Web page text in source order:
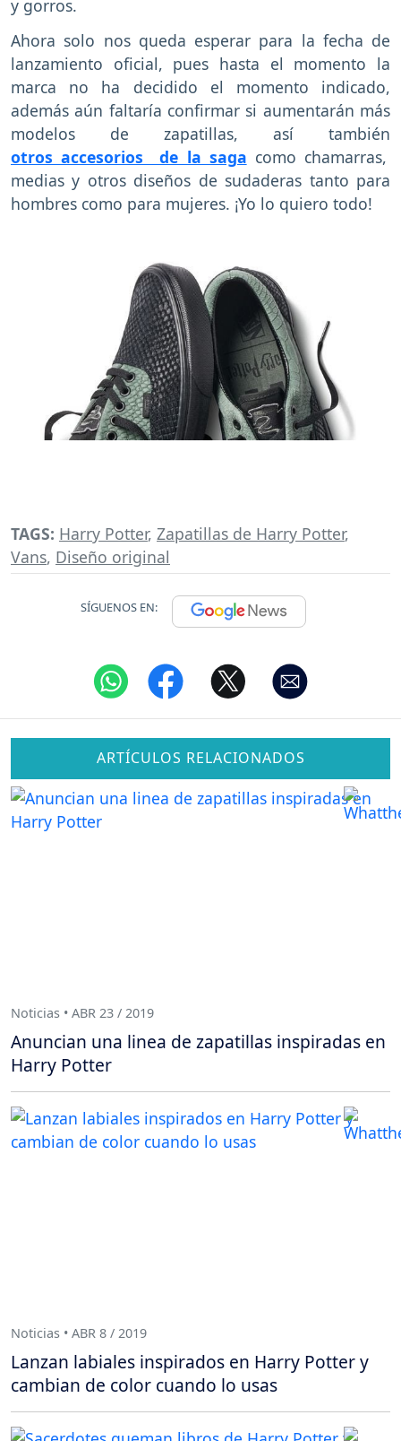
y gorros.
Ahora solo nos queda esperar para la fecha de
lanzamiento oficial, pues hasta el momento la
marca no ha decidido el momento indicado,
además aún faltaría confirmar si aumentarán más
modelos de zapatillas, así también
otros accesorios de la saga como chamarras,
medias y otros diseños de sudaderas tanto para
hombres como para mujeres. ¡Yo lo quiero todo!
TAGS: Harry Potter, Zapatillas de Harry Potter,
Vans, Diseño original
SÍGUENOS EN:
ARTÍCULOS RELACIONADOS
Noticias • ABR 23 / 2019
Anuncian una linea de zapatillas inspiradas en
Harry Potter
Noticias • ABR 8 / 2019
Lanzan labiales inspirados en Harry Potter y
cambian de color cuando lo usas